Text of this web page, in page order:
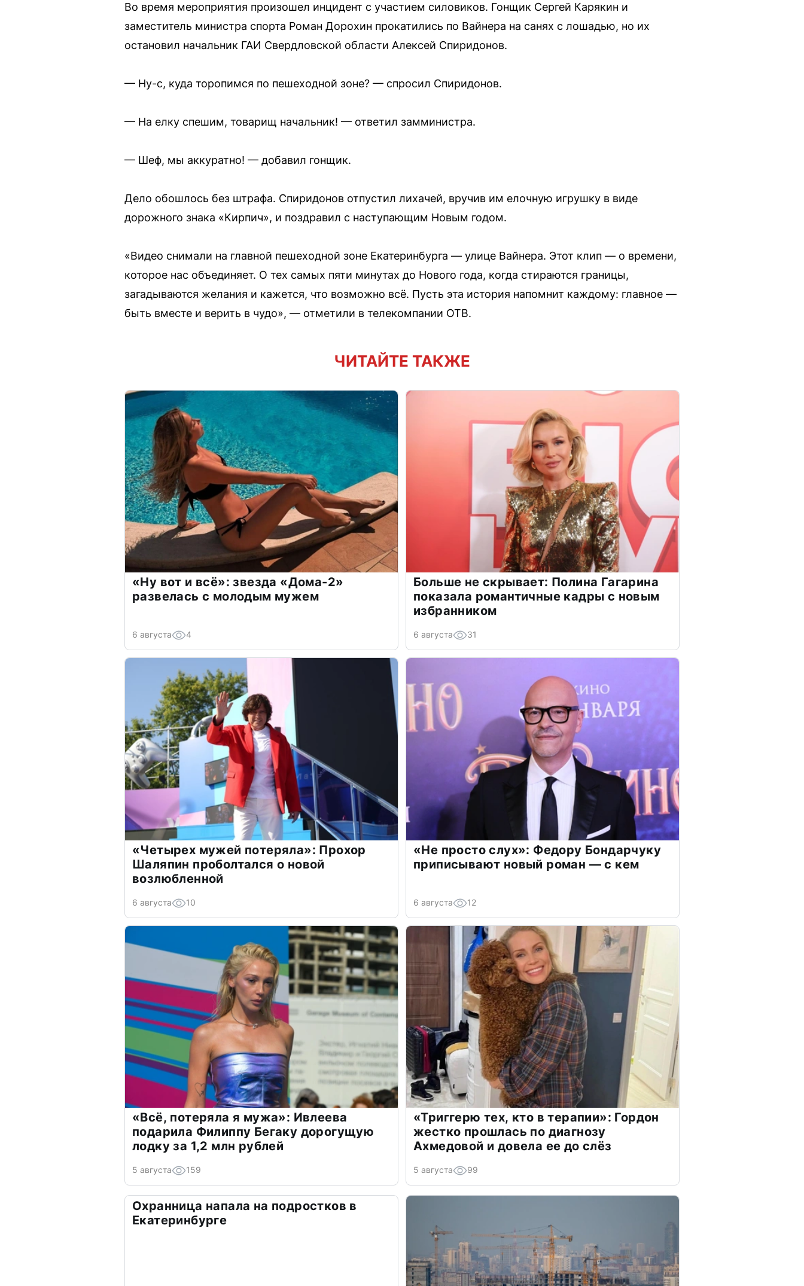
Во время мероприятия произошел инцидент с участием силовиков. Гонщик Сергей Карякин и
заместитель министра спорта Роман Дорохин прокатились по Вайнера на санях с лошадью, но их
остановил начальник ГАИ Свердловской области Алексей Спиридонов.
— Ну-с, куда торопимся по пешеходной зоне? — спросил Спиридонов.
— На елку спешим, товарищ начальник! — ответил замминистра.
— Шеф, мы аккуратно! — добавил гонщик.
Дело обошлось без штрафа. Спиридонов отпустил лихачей, вручив им елочную игрушку в виде
дорожного знака «Кирпич», и поздравил с наступающим Новым годом.
«Видео снимали на главной пешеходной зоне Екатеринбурга — улице Вайнера. Этот клип — о времени,
которое нас объединяет. О тех самых пяти минутах до Нового года, когда стираются границы,
загадываются желания и кажется, что возможно всё. Пусть эта история напомнит каждому: главное —
быть вместе и верить в чудо», — отметили в телекомпании ОТВ.
ЧИТАЙТЕ ТАКЖЕ
«Ну вот и всё»: звезда «Дома-2»
развелась с молодым мужем
6 августа 4
Больше не скрывает: Полина Гагарина
показала романтичные кадры с новым
избранником
6 августа 31
«Четырех мужей потеряла»: Прохор
Шаляпин проболтался о новой
возлюбленной
6 августа 10
«Не просто слух»: Федору Бондарчуку
приписывают новый роман — с кем
6 августа 12
«Всё, потеряла я мужа»: Ивлеева
подарила Филиппу Бегаку дорогущую
лодку за 1,2 млн рублей
5 августа 159
«Триггерю тех, кто в терапии»: Гордон
жестко прошлась по диагнозу
Ахмедовой и довела ее до слёз
5 августа 99
Охранница напала на подростков в
Екатеринбурге